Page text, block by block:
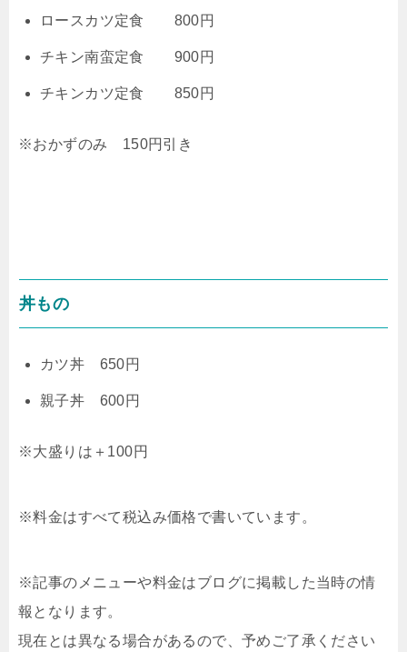
ロースカツ定食 800円
チキン南蛮定食 900円
チキンカツ定食 850円
※おかずのみ 150円引き
丼もの
カツ丼 650円
親子丼 600円
※大盛りは＋100円
※料金はすべて税込み価格で書いています。
※記事のメニューや料金はブログに掲載した当時の情
報となります。
現在とは異なる場合があるので、予めご了承ください